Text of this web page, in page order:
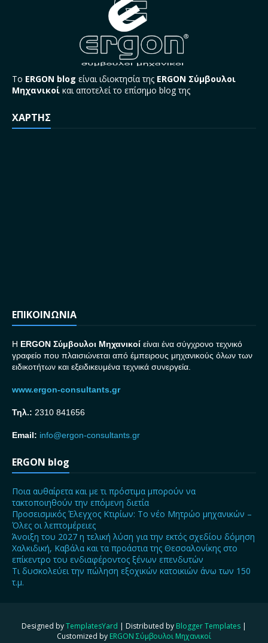
Το ERGON blog είναι ιδιοκτησία της ERGON Σύμβουλοι
Μηχανικοί και αποτελεί το επίσημο blog της
ΧΑΡΤΗΣ
ΕΠΙΚΟΙΝΩΝΙΑ
H ERGON Σύμβουλοι Μηχανικοί είναι ένα σύγχρονο τεχνικό
γραφείο που πλαισιώνεται από έμπειρους μηχανικούς όλων των
ειδικοτήτων και εξειδικευμένα τεχνικά συνεργεία.
www.ergon-consultants.gr
Τηλ.: 2310 841656
Email: info@ergon-consultants.gr
ERGON blog
Ποια αυθαίρετα και με τι πρόστιμα μπορούν να
τακτοποιηθούν την επόμενη διετία
Προσεισμικός Έλεγχος Κτιρίων: Το νέο Μητρώο μηχανικών –
Όλες οι λεπτομέρειες
Άνοιξη του 2027 η τελική λύση για την εκτός σχεδίου δόμηση
Χαλκιδική, Καβάλα και τα προάστια της Θεσσαλονίκης στο
επίκεντρο του ενδιαφέροντος ξένων επενδυτών
Τι δυσκολεύει την πώληση εξοχικών κατοικιών άνω των 150
τ.μ.
Designed byTemplatesYard | Distributed by Blogger Templates |
Customized by ERGON Σύμβουλοι Μηχανικοί